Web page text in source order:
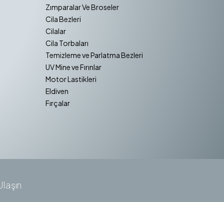
Zımparalar Ve Broseler
Cila Bezleri
Cilalar
Cila Torbaları
Temizleme ve Parlatma Bezleri
UV Mine ve Fırınlar
Motor Lastikleri
Eldiven
Fırçalar